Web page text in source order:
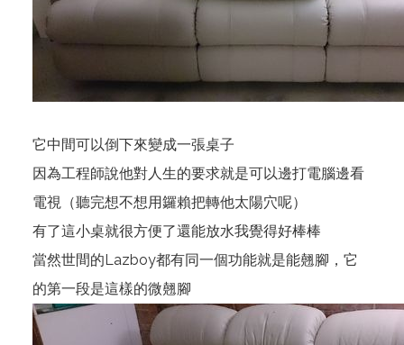
它中間可以倒下來變成一張桌子
因為工程師說他對人生的要求就是可以邊打電腦邊看
電視（聽完想不想用鑼賴把轉他太陽穴呢）
有了這小桌就很方便了還能放水我覺得好棒棒
當然世間的Lazboy都有同一個功能就是能翹腳，它
的第一段是這樣的微翹腳